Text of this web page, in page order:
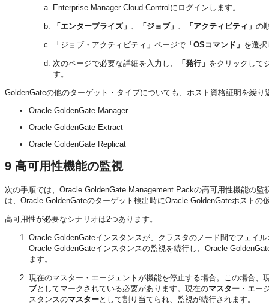
Enterprise Manager Cloud Controlにログインします。
「エンタープライズ」 、 「ジョブ」 、 「アクティビティ」 の
「ジョブ・アクティビティ」ページで 「OSコマンド」 を選
次のページで必要な詳細を入力し、 「発行」 をクリックして
す。
GoldenGateの他のターゲット・タイプについても、ホスト資格証明を繰り
Oracle GoldenGate Manager
Oracle GoldenGate Extract
Oracle GoldenGate Replicat
9 高可用性機能の監視
次の手順では、Oracle GoldenGate Management Packの高可用性機能の
は、Oracle GoldenGateのターゲット検出時にOracle GoldenGateホスト
高可用性が必要なシナリオは2つあります。
Oracle GoldenGateインスタンスが、クラスタのノード間でフェイ
Oracle GoldenGateインスタンスの監視を続行し、Oracle
ます。
現在のマスター・エージェントが機能を停止する場合。この場合
ブとしてマークされている必要があります。現在のマスター ・エー
スタンスのマスターとして割り当てられ、監視が続行されます。